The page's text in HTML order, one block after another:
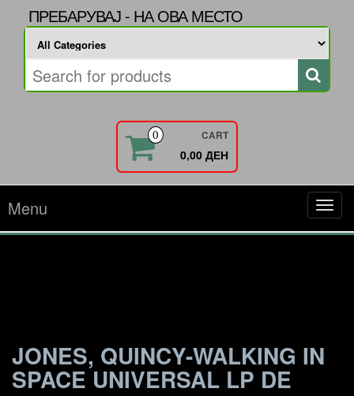
ПРЕБАРУВАЈ - НА ОВА МЕСТО
0 CART
0,00 ДЕН
Menu
JONES, QUINCY-WALKING IN
SPACE UNIVERSAL LP DE